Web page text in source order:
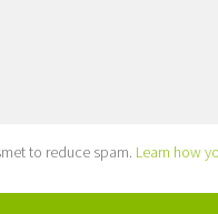
to reduce spam. Learn how